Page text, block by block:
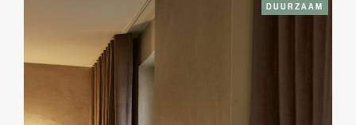
DUURZAAM